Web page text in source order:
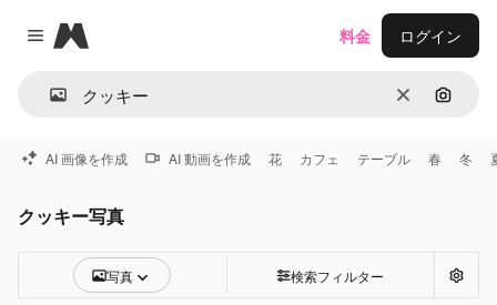
Close menu
Magnific
消去 画像で
料金 ログイン
AI 画像を作成 AI 動画を作成 花 カフェ テーブル 春 冬
クッキー写真
写真 検索フィルター